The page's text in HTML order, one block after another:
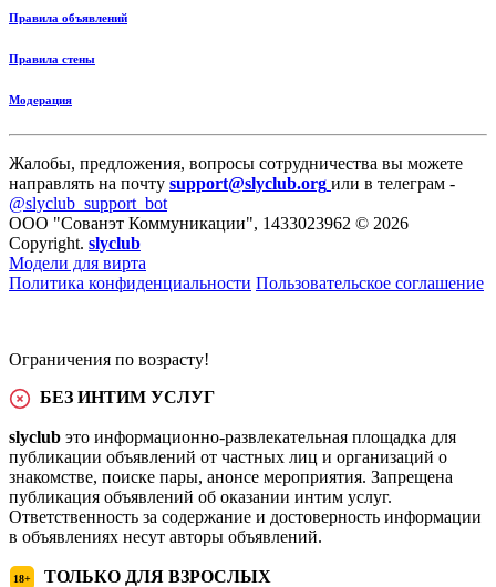
Правила объявлений
Правила стены
Модерация
Жалобы, предложения, вопросы сотрудничества вы можете
направлять на почту support@slyclub.org или в телеграм -
@slyclub_support_bot
ООО "Сованэт Коммуникации", 1433023962 © 2026
Copyright. slyclub
Модели для вирта
Политика конфиденциальности Пользовательское соглашение
Ограничения по возрасту!
БЕЗ ИНТИМ УСЛУГ
slyclub это информационно-развлекательная площадка для
публикации объявлений от частных лиц и организаций о
знакомстве, поиске пары, анонсе мероприятия. Запрещена
публикация объявлений об оказании интим услуг.
Ответственность за содержание и достоверность информации
в объявлениях несут авторы объявлений.
18+ ТОЛЬКО ДЛЯ ВЗРОСЛЫХ